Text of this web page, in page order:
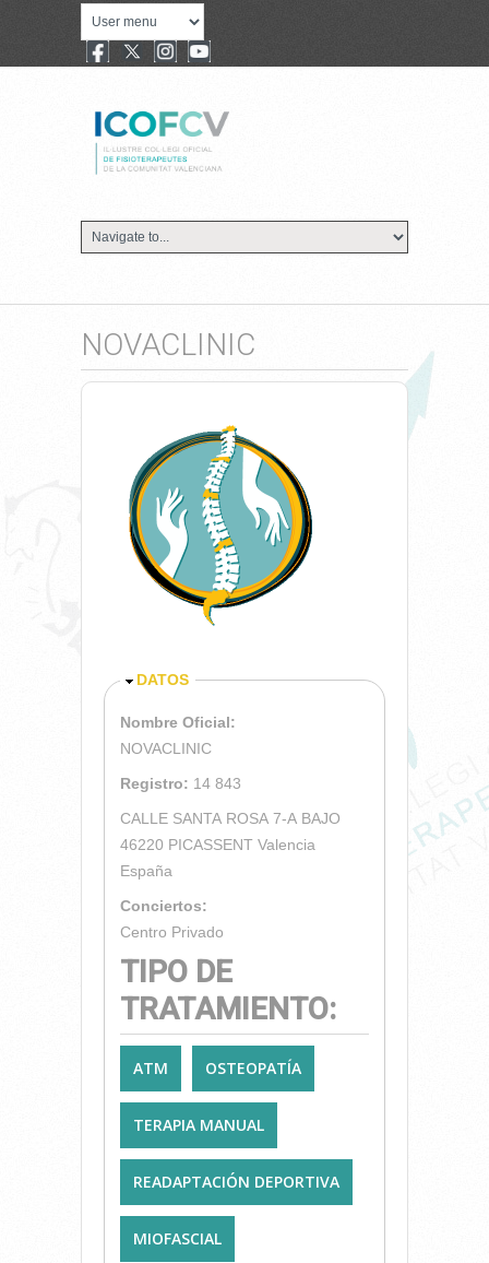
NOVACLINIC
OCULTAR
DATOS
Nombre Oficial:
NOVACLINIC
Registro: 14 843
CALLE SANTA ROSA 7-A BAJO
46220 PICASSENT Valencia
España
Conciertos:
Centro Privado
TIPO DE
TRATAMIENTO:
ATM OSTEOPATÍA
TERAPIA MANUAL
READAPTACIÓN DEPORTIVA
MIOFASCIAL